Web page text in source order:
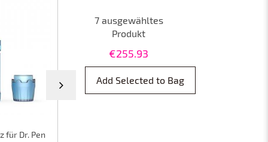
für Dr. Pen
7ausgewähltes
Produkt
€255.93
Add Selected to Bag